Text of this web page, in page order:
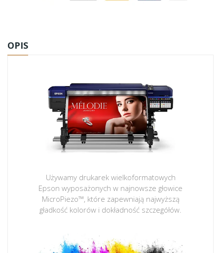
OPIS
Używamy drukarek wielkoformatowych
Epson wyposażonych w najnowsze głowice
MicroPiezo™, które zapewniają najwyższą
gładkość kolorów i dokładność szczegółów.